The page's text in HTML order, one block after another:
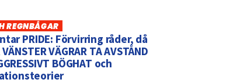
REGNBÅGAR
PRIDE: Förvirring råder, då
VÄGRAR TA AVSTÅND
BÖGHAT och